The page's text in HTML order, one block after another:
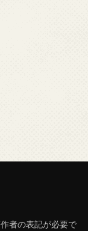
者の表記が必要で